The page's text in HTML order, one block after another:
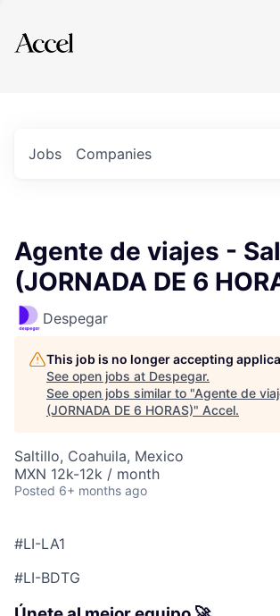
Explore
Jobs Companies
Agente de viajes -
(JORNADA DE 6
Despegar
This job is no longer accepting
See open jobs at Despegar.
See open jobs similar to "Agente de
(JORNADA DE 6 HORAS)" Accel.
Saltillo, Coahuila, Mexico
MXN 12k-12k / month
Posted 6+ months ago
#LI-LA1
#LI-BDTG